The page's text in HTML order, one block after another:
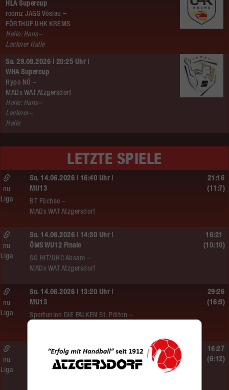
HLA Supercup
roomz JAGS Vöslau –
FÖRTHOF UHK KREMS
Halle: Hans–
Lackner Halle
Sa. 29.08.2026 | 20:25 Uhr |
WHA Supercup
Hypo NÖ –
MADx WAT Atzgersdorf
Halle: Hans–
Lackner–
Halle
LETZTE SPIELE
So. 14.06.2026 | 16:40 Uhr |
MU13
BT Füchse –
MADx WAT Atzgersdorf
nu
Liga
21:16
(11:7)
So. 14.06.2026 | 14:30 Uhr |
ÖMS WU12 Finale
SG HIT/UHC Absam –
MADx WAT Atzgersdorf
nu
Liga
16:21
(10:10)
So. 14.06.2026 | 13:20 Uhr |
MU13
Sportunion DIE FALKEN St. Pölten –
nu
Liga
29:26
(16:9)
So. 14.06.2026 | 11:20 Uhr |
nu
Liga
16:27
(6:12)